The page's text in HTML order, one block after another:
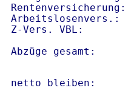
Arbeitslosenvers.:
Z-Vers. VBL:
Abzüge gesamt:
netto